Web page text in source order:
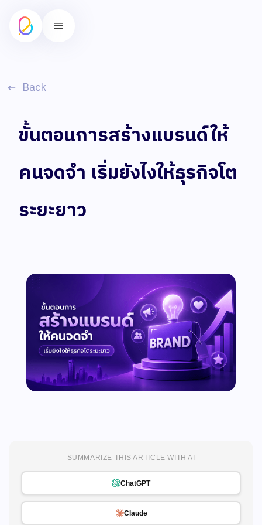
Back
ขั้นตอนการสร้างแบรนด์ให้
คนจดจำ เริ่มยังไงให้ธุรกิจโต
ระยะยาว
SUMMARIZE THIS ARTICLE WITH AI
ChatGPT
Claude